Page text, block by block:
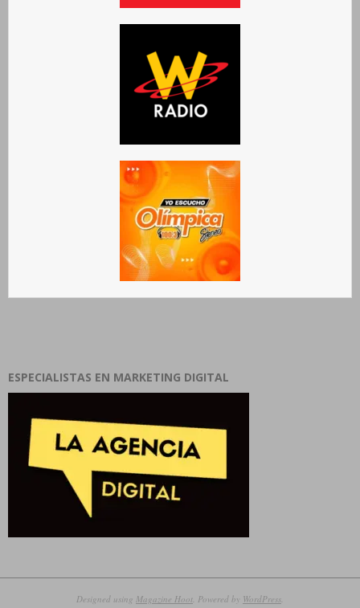
ESPECIALISTAS EN MARKETING DIGITAL
Designed using Magazine Hoot . Powered by WordPress